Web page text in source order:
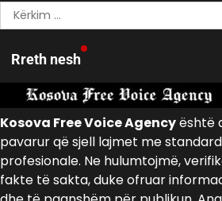
Kërko
për:
Rreth nesh
Kosova Free Voice Agencyështë
pavarur që sjell lajmet me
profesionale. Ne hulumtojmë,
fakte të sakta, duke ofruar